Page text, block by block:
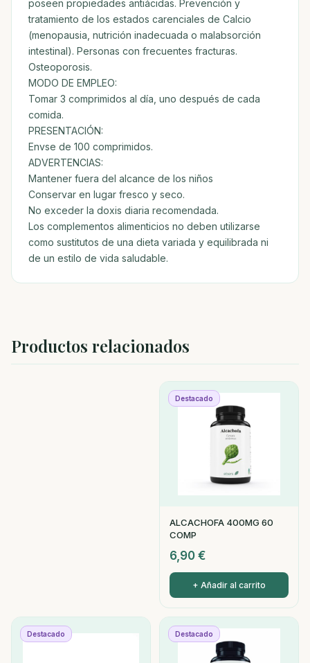
poseen propiedades antiácidas. Prevención y
tratamiento de los estados carenciales de Calcio
(menopausia, nutrición inadecuada o malabsorción
intestinal). Personas con frecuentes fracturas.
Osteoporosis.
MODO DE EMPLEO:
Tomar 3 comprimidos al día, uno después de cada
comida.
PRESENTACIÓN:
Envse de 100 comprimidos.
ADVERTENCIAS:
Mantener fuera del alcance de los niños
Conservar en lugar fresco y seco.
No exceder la doxis diaria recomendada.
Los complementos alimenticios no deben utilizarse
como sustitutos de una dieta variada y equilibrada ni
de un estilo de vida saludable.
Productos relacionados
Destacado
ALCACHOFA 400MG 60
COMP
6,90 €
+ Añadir al carrito
Destacado Destacado